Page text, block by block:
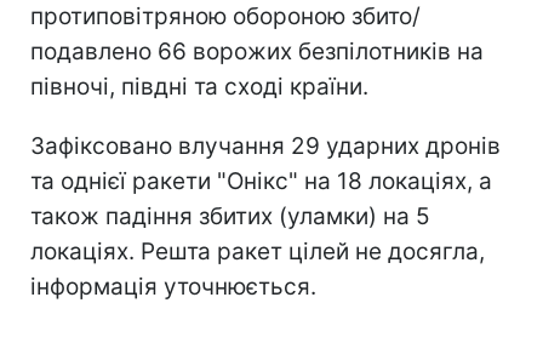
протиповітряною обороною збито/
подавлено 66 ворожих безпілотників на
півночі, півдні та сході країни.
Зафіксовано влучання 29 ударних дронів
та однієї ракети "Онікс" на 18 локаціях, а
також падіння збитих (уламки) на 5
локаціях. Решта ракет цілей не досягла,
інформація уточнюється.